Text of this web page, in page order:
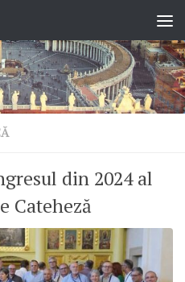
din 2024 al
Cateheză